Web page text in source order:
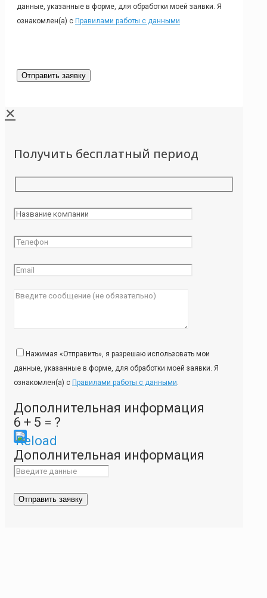
данные, указанные в форме, для обработки моей заявки. Я
ознакомлен(а) с Правилами работы с данными
✕
Получить бесплатный период
Нажимая «Отправить», я разрешаю использовать мои
данные, указанные в форме, для обработки моей заявки. Я
ознакомлен(а) с Правилами работы с данными.
Дополнительная информация
6 + 5 = ?
Please
enter
characters
Дополнительная информация